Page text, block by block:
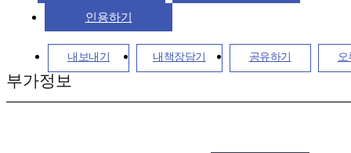
인용하기
내보내기 내책장담기 공유하기 오
부가정보